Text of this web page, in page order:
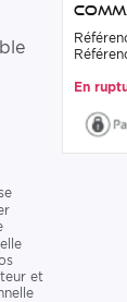
et
En